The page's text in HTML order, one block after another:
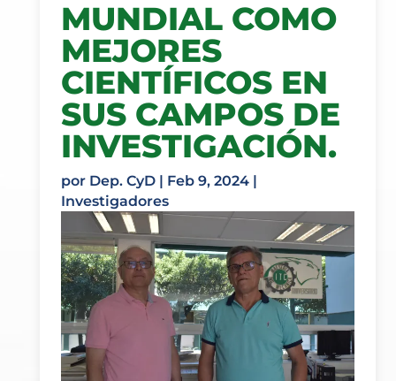
MUNDIAL COMO
MEJORES
CIENTÍFICOS EN
SUS CAMPOS DE
INVESTIGACIÓN.
por Dep. CyD| Feb 9, 2024|
Investigadores